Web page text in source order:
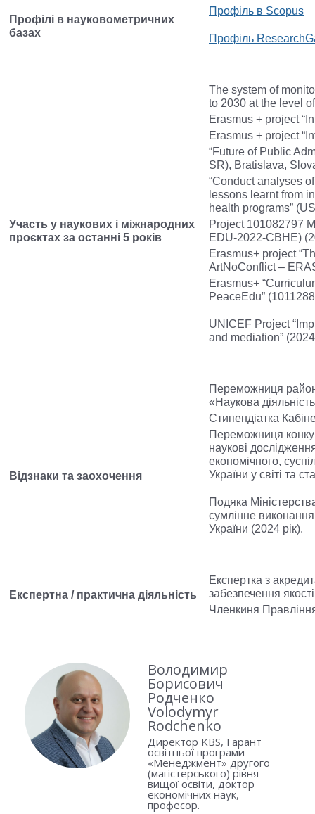
Профілі в науковометричних
базах
Профіль в Scopus
Профіль
Участь у наукових і міжнародних
проєктах за останні 5 років
The system of
to 2030 at the level
Erasmus + project
Erasmus + project
“Future of Public
SR), Bratislava,
“Conduct analyses
lessons learnt from
health programs”
Project 101082797
EDU-2022-CBHE)
Erasmus+ project
ArtNoConflict –
Erasmus+
PeaceEdu”
UNICEF Project
and mediation”
Відзнаки та заохочення
Переможниця
«Наукова
Стипендіатка
Переможниця
наукові
економічного,
України у світі та
Подяка
сумлінне виконання
України (2024 рік).
Експертна / практична діяльність
Експертка з
забезпечення
Членкиня Правління
Володимир
Борисович
Родченко
Volodymyr
Rodchenko
Директор KBS, Гарант
освітньої програми
«Менеджмент» другого
(магістерського) рівня
вищої освіти, доктор
економічних наук,
професор.